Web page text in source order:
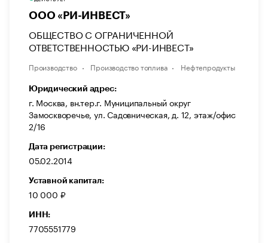
ООО «РИ-ИНВЕСТ»
ОБЩЕСТВО С ОГРАНИЧЕННОЙ
ОТВЕТСТВЕННОСТЬЮ «РИ-ИНВЕСТ»
Производство Производство топлива Нефтепродукты
Юридический адрес:
г. Москва, вн.тер.г. Муниципальный округ
Замоскворечье, ул. Садовническая, д. 12, этаж/офис
2/16
Дата регистрации:
05.02.2014
Уставной капитал:
10 000 ₽
ИНН:
7705551779